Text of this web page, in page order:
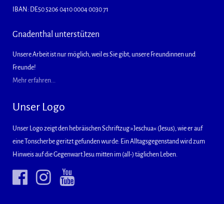
IBAN: DE50 5206 0410 0004 0030 71
Gnadenthal unterstützen
Unsere Arbeit ist nur möglich, weil es Sie gibt, unsere Freundinnen und
Freunde!
Mehr erfahren...
Unser Logo
Unser Logo zeigt den hebräischen Schriftzug »Jeschua« (Jesus), wie er auf
eine Tonscherbe geritzt gefunden wurde: Ein Alltagsgegenstand wird zum
Hinweis auf die Gegenwart Jesu mitten im (all-) täglichen Leben.